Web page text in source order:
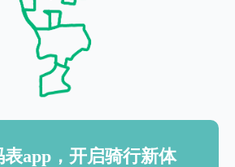
app，开启骑行新体